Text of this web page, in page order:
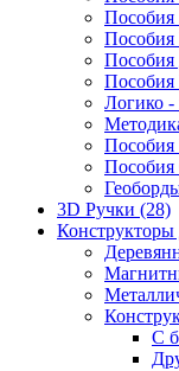
Пособия
Пособия
Пособия
Логико
Пособия
3D Ручки (28)
Конструкторы
С